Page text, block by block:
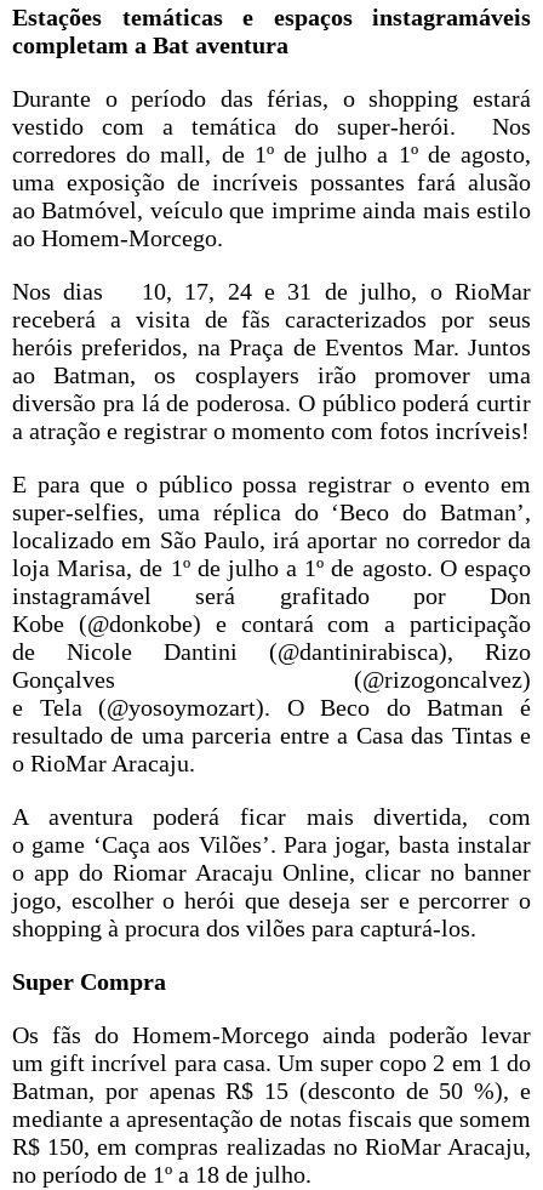
Estações temáticas e espaços instagramáveis
completam a Bat aventura
Durante o período das férias, o shopping estará
vestido com a temática do super-herói. Nos
corredores do mall, de 1º de julho a 1º de agosto,
uma exposição de incríveis possantes fará alusão
ao Batmóvel, veículo que imprime ainda mais estilo
ao Homem-Morcego.
Nos dias 10, 17, 24 e 31 de julho, o RioMar
receberá a visita de fãs caracterizados por seus
heróis preferidos, na Praça de Eventos Mar. Juntos
ao Batman, os cosplayers irão promover uma
diversão pra lá de poderosa. O público poderá curtir
a atração e registrar o momento com fotos incríveis!
E para que o público possa registrar o evento em
super-selfies, uma réplica do ‘Beco do Batman’,
localizado em São Paulo, irá aportar no corredor da
loja Marisa, de 1º de julho a 1º de agosto. O espaço
instagramável será grafitado por Don
Kobe (@donkobe) e contará com a participação
de Nicole Dantini (@dantinirabisca), Rizo
Gonçalves (@rizogoncalvez)
e Tela (@yosoymozart). O Beco do Batman é
resultado de uma parceria entre a Casa das Tintas e
o RioMar Aracaju.
A aventura poderá ficar mais divertida, com
o game ‘Caça aos Vilões’. Para jogar, basta instalar
o app do Riomar Aracaju Online, clicar no banner
jogo, escolher o herói que deseja ser e percorrer o
shopping à procura dos vilões para capturá-los.
Super Compra
Os fãs do Homem-Morcego ainda poderão levar
um gift incrível para casa. Um super copo 2 em 1 do
Batman, por apenas R$ 15 (desconto de 50 %), e
mediante a apresentação de notas fiscais que somem
R$ 150, em compras realizadas no RioMar Aracaju,
no período de 1º a 18 de julho.